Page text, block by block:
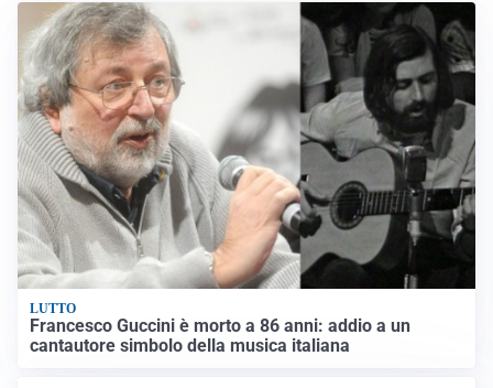
LUTTO
Francesco Guccini è morto a 86 anni: addio a un
cantautore simbolo della musica italiana